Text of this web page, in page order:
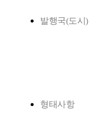
발행국(도시)
형태사항